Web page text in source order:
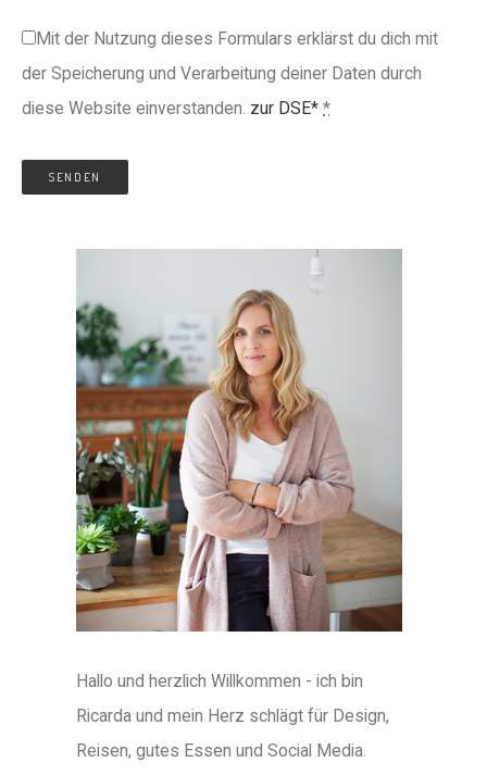
Mit der Nutzung dieses Formulars erklärst du dich mit
der Speicherung und Verarbeitung deiner Daten durch
diese Website einverstanden. zur DSE* *
Hallo und herzlich Willkommen - ich bin
Ricarda und mein Herz schlägt für Design,
Reisen, gutes Essen und Social Media.